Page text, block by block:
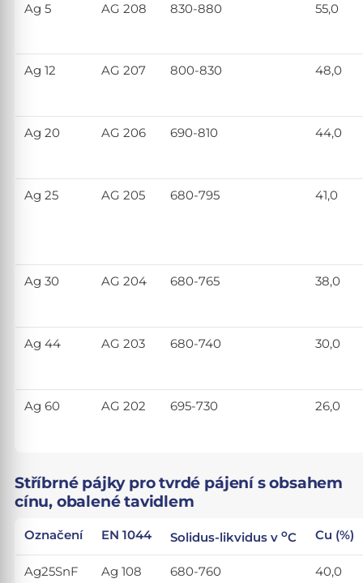
Ag 5 AG 208 830-880 55,0
Ag 12 AG 207 800-830 48,0
Ag 20 AG 206 690-810 44,0
Ag 25 AG 205 680-795 41,0
Ag 30 AG 204 680-765 38,0
Ag 44 AG 203 680-740 30,0
Ag 60 AG 202 695-730 26,0
Stříbrné pájky pro tvrdé pájení s obsahem
cínu, obalené tavidlem
Označení EN 1044 Solidus-likvidus voC Cu (%)
Ag25SnF Ag 108 680-760 40,0